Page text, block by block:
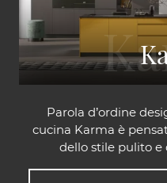
Parola d’ordine
cucina Karma è
dello stile pulito